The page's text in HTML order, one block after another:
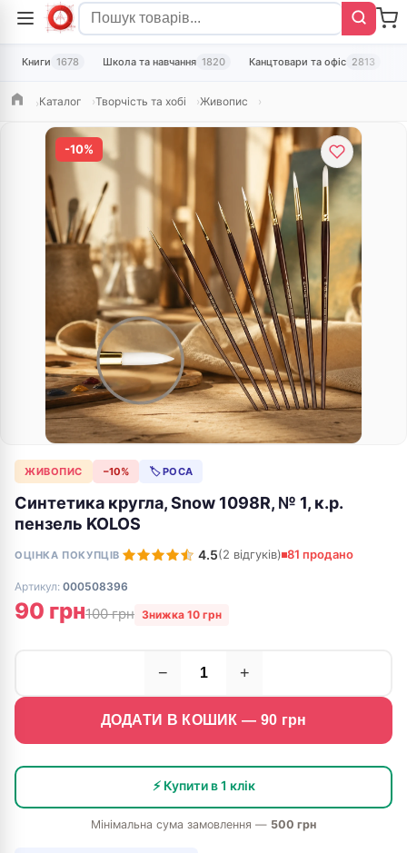
Книги 1678 Школа та навчання 1820 Канцтовари та офіс 2813
ГоловнаКаталог Творчість та хобі Живопис
-10%
ЖИВОПИС −10% 🏷 РОСА
Синтетика кругла, Snow 1098R, № 1, к.р.
пензель KOLOS
ОЦІНКА ПОКУПЦІВ 4.5(2 відгуків) 81 продано
Артикул: 000508396
90 грн100 грн Знижка 10 грн
− +
ДОДАТИ В КОШИК — 90 грн
⚡ Купити в 1 клік
Мінімальна сума замовлення — 500 грн